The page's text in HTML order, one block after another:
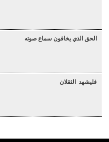
الحق الذي يخافون سماع صوته
فليشهد الثقلان